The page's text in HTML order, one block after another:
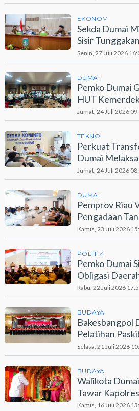
EKONOMI
Sekda Dumai
Sisir
Bermotor
Senin, 27 Juli 2026
DUMAI
Pemko Dumai
HUT
2026
Jumat, 24 Juli 2026
TEKNO
Perkuat
Dumai
2026
Jumat, 24 Juli 2026
DUMAI
Pemprov Riau
Pengadaan
Dumai
Kamis, 23 Juli 2026
POLITIK
Pemko Dumai
Obligasi
Rabu, 22 Juli 2026
BUDAYA
Bakesbangpol
Pelatihan
Selasa, 21 Juli 2026
BUDAYA
Walikota
Tawar
Kamis, 16 Juli 2026